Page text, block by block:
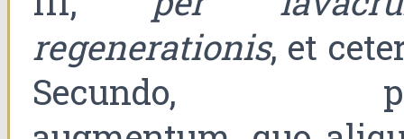
regenerationis, et
Secundo,